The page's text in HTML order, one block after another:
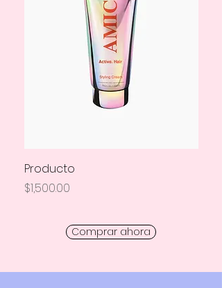
Producto
Precio
$1,500.00
Comprar ahora